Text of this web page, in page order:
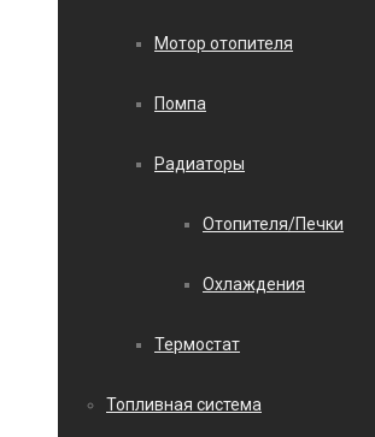
Мотор отопителя
Помпа
Радиаторы
Отопителя/Печки
Охлаждения
Термостат
Топливная система